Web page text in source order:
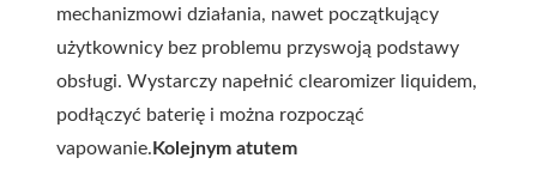
mechanizmowi działania, nawet początkujący
użytkownicy bez problemu przyswoją podstawy
obsługi. Wystarczy napełnić clearomizer liquidem,
podłączyć baterię i można rozpocząć
vapowanie. Kolejnym atutem